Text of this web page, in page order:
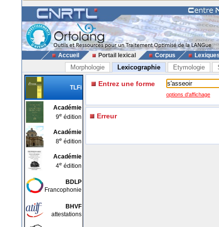
Accueil Portail lexical Corpus
Morphologie Lexicographie Etymologie
TLFi
Académie
9e édition
Académie
8e édition
Académie
4e édition
BDLP
Francophonie
BHVF
attestations
Entrez une forme
options d'affichage
Erreur